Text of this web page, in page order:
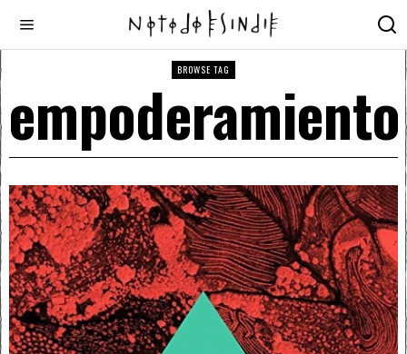
BROWSE TAG
empoderamiento